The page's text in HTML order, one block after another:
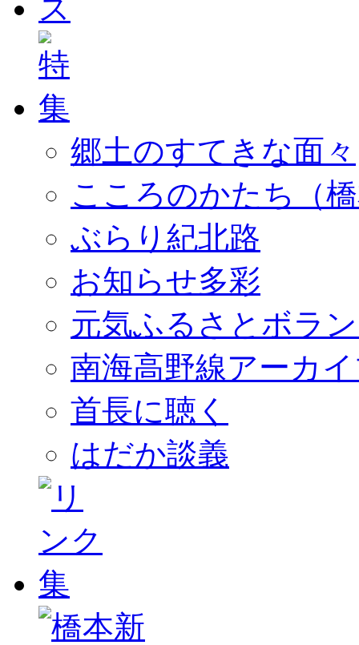
郷土のすてきな面々
こころのかたち（
ぶらり紀北路
お知らせ多彩
元気ふるさとボラ
南海高野線アーカ
首長に聴く
はだか談義